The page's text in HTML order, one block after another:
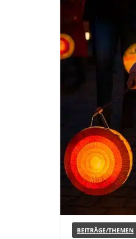
BEITRÄGE/THEMEN